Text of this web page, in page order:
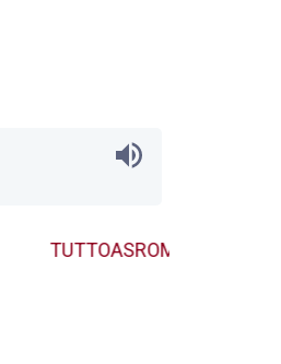
INFO ► Ascolta